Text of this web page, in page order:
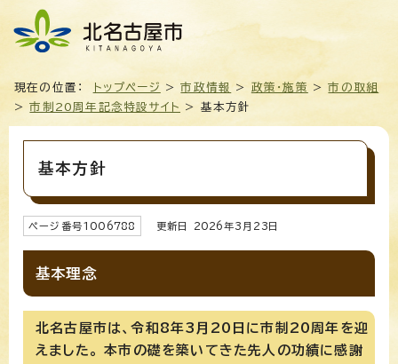
現在の位置： トップページ >市政情報 > 政策・施策 >市の取組
>市制20周年記念特設サイト > 基本方針
基本方針
ページ番号1006788 更新日 2026年3月 23 日
基本理念
北名古屋市は、令和8年3月20日に市制20周年を迎
えました。 本市の礎を築いてきた先人の功績に感謝